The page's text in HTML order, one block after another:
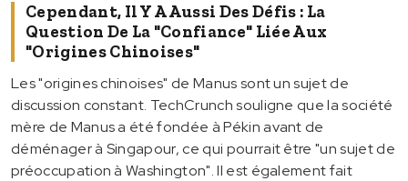
Cependant, Il Y A Aussi Des Défis : La
Question De La "confiance" Liée Aux
"origines Chinoises"
Les "origines chinoises" de Manus sont un sujet de
discussion constant. TechCrunch souligne que la société
mère de Manus a été fondée à Pékin avant de
déménager à Singapour, ce qui pourrait être "un sujet de
préoccupation à Washington". Il est également fait